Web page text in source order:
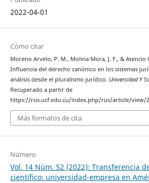
2022-04-01
Cómo citar
Moreno Arvelo, P. M., Molina Mora, J. F., & Atencio
Influencia del derecho canónico en los sistemas
análisis desde el pluralismo jurídico. Universidad Y
Recuperado a partir de
https://rus.ucf.edu.cu/index.php/rus/article/view/
Más formatos de cita
Número
Vol. 14 Núm. S2 (2022): Transferencia
científico: universidad-empresa en